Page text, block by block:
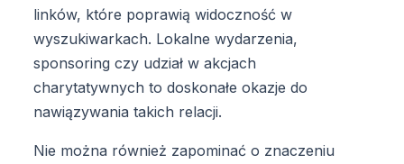
linków, które poprawią widoczność w
wyszukiwarkach. Lokalne wydarzenia,
sponsoring czy udział w akcjach
charytatywnych to doskonałe okazje do
nawiązywania takich relacji.
Nie można również zapominać o znaczeniu